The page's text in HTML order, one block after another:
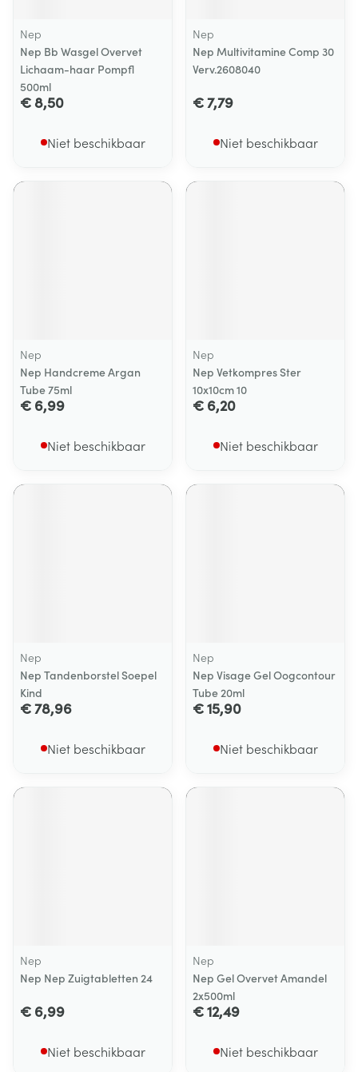
Nep
Nep Bb Wasgel Overvet
Lichaam-haar Pompfl
500ml
€ 8,50
Niet beschikbaar
Nep
Nep Multivitamine Comp 30
Verv.2608040
€ 7,79
Niet beschikbaar
Nep
Nep Handcreme Argan
Tube 75ml
€ 6,99
Niet beschikbaar
Nep
Nep Vetkompres Ster
10x10cm 10
€ 6,20
Niet beschikbaar
Nep
Nep Tandenborstel Soepel
Kind
€ 78,96
Niet beschikbaar
Nep
Nep Visage Gel Oogcontour
Tube 20ml
€ 15,90
Niet beschikbaar
Nep
Nep Nep Zuigtabletten 24
€ 6,99
Niet beschikbaar
Nep
Nep Gel Overvet Amandel
2x500ml
€ 12,49
Niet beschikbaar